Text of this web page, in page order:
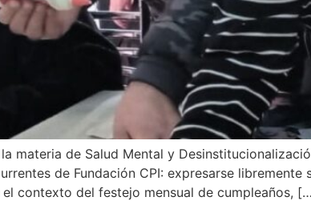
materia de Salud Mental y
de Fundación CPI: expresarse
contexto del festejo mensual de cumpleaños,